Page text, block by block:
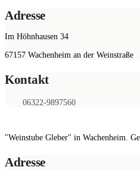
Adresse
Im Höhnhausen 34
67157 Wachenheim an der Weinstraße
Kontakt
06322-9897560
"Weinstube Gleber" in Wachenheim.
Adresse